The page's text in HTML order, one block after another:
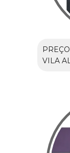
VILA